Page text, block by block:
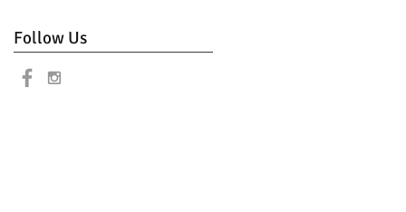
Follow Us